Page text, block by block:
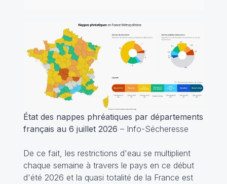
État des nappes phréatiques par départements
français au 6 juillet 2026 – Info-Sécheresse
De ce fait, les restrictions d'eau se multiplient
chaque semaine à travers le pays en ce début
d'été 2026 et la quasi totalité de la France est